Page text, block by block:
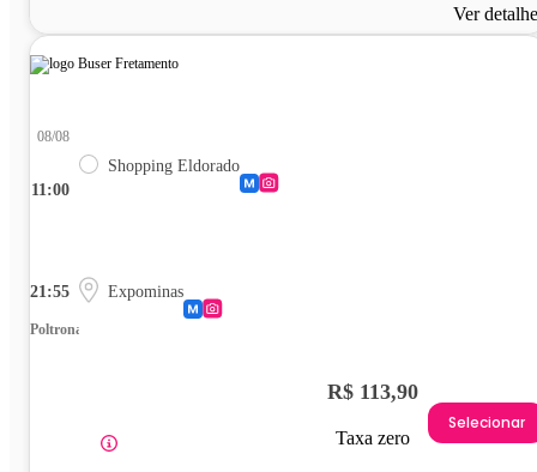
Ver
11:00
08/08
Shopping Eldorado
21:55 Expominas
Poltrona
R$ 113,90
Taxa zero
Selecionar